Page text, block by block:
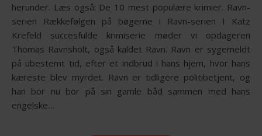
herunder. Læs også: De 10 mest populære krimier. Ravn-
serien Rækkefølgen på bøgerne i Ravn-serien I Katz
Krefeld succesfulde krimiserie møder vi opdageren
Thomas Ravnsholt, også kaldet Ravn. Ravn er sygemeldt
på ubestemt tid, efter et indbrud i hans hjem, hvor hans
kæreste blev myrdet. Ravn er tidligere politibetjent, og
han bor nu bor på sin gamle båd sammen med hans
engelske…